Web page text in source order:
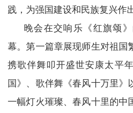
践，为强国建设和民族复兴作
晚会在交响乐《红旗颂
幕。第一篇章展现师生对祖国
携歌伴舞叩开盛世安康太平
国》、歌伴舞《春风十万里》
一幅灯火璀璨、春风十里的中